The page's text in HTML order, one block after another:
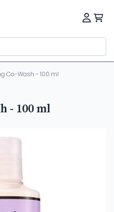
Co-Wash - 100 ml
- 100 ml